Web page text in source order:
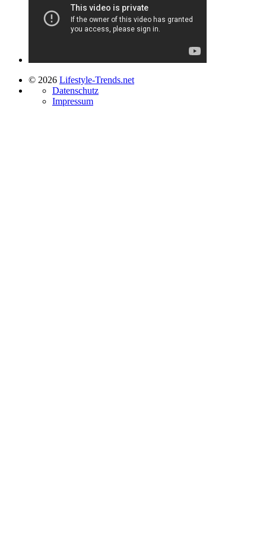
© 2026 Lifestyle-Trends.net
Datenschutz
Impressum